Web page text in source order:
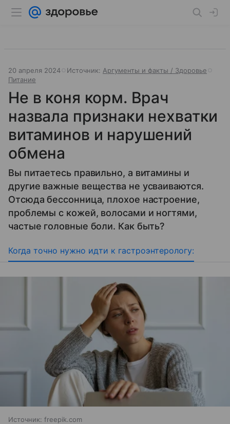
20 апреля 2024 Источник: Аргументы и факты / Здоровье
Питание
Не в коня корм. Врач
назвала признаки нехватки
витаминов и нарушений
обмена
Вы питаетесь правильно, а витамины и
другие важные вещества не усваиваются.
Отсюда бессонница, плохое настроение,
проблемы с кожей, волосами и ногтями,
частые головные боли. Как быть?
Когда точно нужно идти к гастроэнтерологу:
Источник: freepik.com